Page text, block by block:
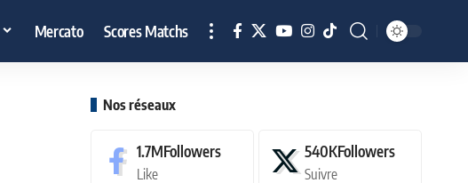
Mercato Scores Matchs
Nos réseaux
1.7MFollowers
Like
540KFollowers
Suivre